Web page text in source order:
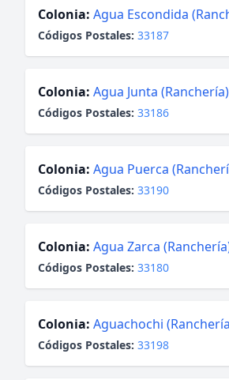
Colonia: Agua Escondida
Códigos Postales: 33187
Colonia: Agua Junta (Ranchería)
Códigos Postales: 33186
Colonia: Agua Puerca
Códigos Postales: 33190
Colonia: Agua Zarca
Códigos Postales: 33180
Colonia: Aguachochi
Códigos Postales: 33198